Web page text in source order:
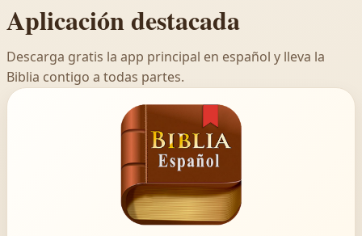
Aplicación destacada
Descarga gratis la app principal en español y lleva la
Biblia contigo a todas partes.